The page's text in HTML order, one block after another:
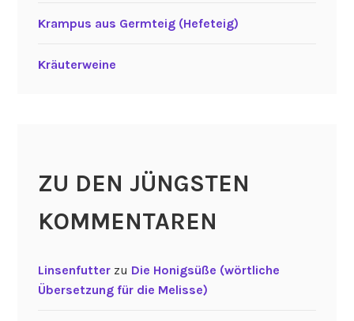
Krampus aus Germteig (Hefeteig)
Kräuterweine
ZU DEN JÜNGSTEN
KOMMENTAREN
Linsenfutterzu Die Honigsüße (wörtliche
Übersetzung für die Melisse)